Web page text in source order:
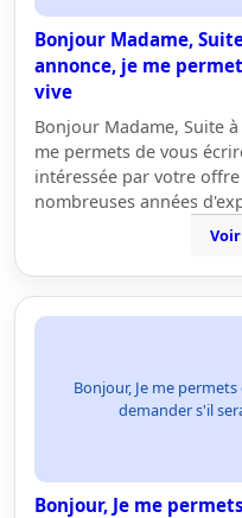
Bonjour Madame,
annonce, je me
vive
Bonjour Madame, Suite
me permets de vous
intéressée par votre
nombreuses années
Bonjour, Je me
demander s'il
Bonjour, Je me